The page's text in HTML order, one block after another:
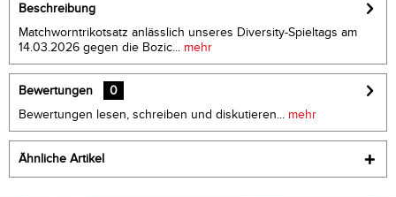
Beschreibung
Matchworntrikotsatz anlässlich unseres Diversity-Spieltags am
14.03.2026 gegen die Bozic... mehr
Bewertungen
0
Bewertungen lesen, schreiben und diskutieren... mehr
Ähnliche Artikel